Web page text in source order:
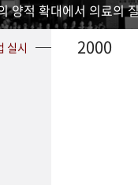
양적 확대에서 의료의
실시 2000